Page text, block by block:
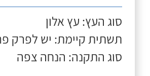
סוג העץ: עץ אלון
תשתית קיימת: יש לפרק
סוג התקנה: הנחה צפה